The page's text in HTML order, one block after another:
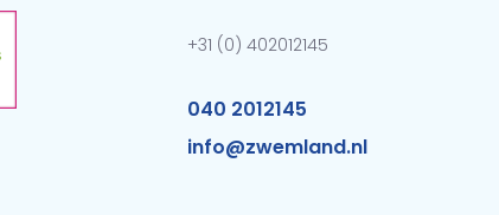
+31 (0) 402012145
040 2012145
info@zwemland.nl